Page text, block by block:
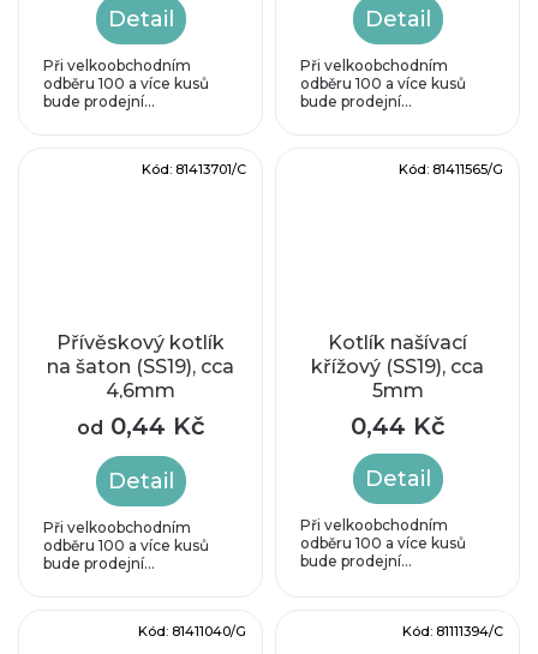
Detail
Při velkoobchodním
odběru 100 a více kusů
bude prodejní...
Detail
Při velkoobchodním
odběru 100 a více kusů
bude prodejní...
Přívěskový kotlík
na šaton (SS19), cca
4,6mm
od 0,44 Kč
Detail
Při velkoobchodním
odběru 100 a více kusů
bude prodejní...
Kód: 81413701/C
Kotlík našívací
křížový (SS19), cca
5mm
0,44 Kč
Detail
Při velkoobchodním
odběru 100 a více kusů
bude prodejní...
Kód: 81411565/G
Kód: 81411040/G Kód: 81111394/C